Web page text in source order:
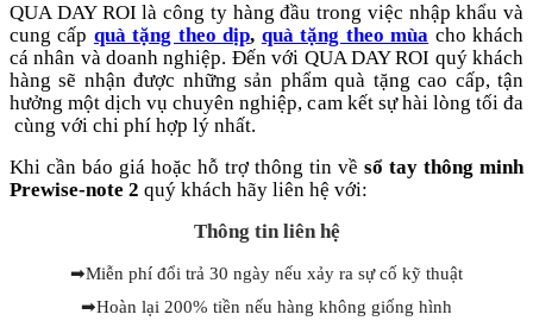
QUA DAY ROI là công ty hàng đầu trong việc nhập khẩu và
cung cấp quà tặng theo dịp, quà tặng theo mùa cho khách
cá nhân và doanh nghiệp. Đến với QUA DAY ROI quý khách
hàng sẽ nhận được những sản phẩm quà tặng cao cấp, tận
hưởng một dịch vụ chuyên nghiệp, cam kết sự hài lòng tối đa
cùng với chi phí hợp lý nhất.
Khi cần báo giá hoặc hỗ trợ thông tin về sổ tay thông minh
Prewise-note 2 quý khách hãy liên hệ với:
Thông tin liên hệ
➡Miễn phí đổi trả 30 ngày nếu xảy ra sự cố kỹ thuật
➡Hoàn lại 200% tiền nếu hàng không giống hình